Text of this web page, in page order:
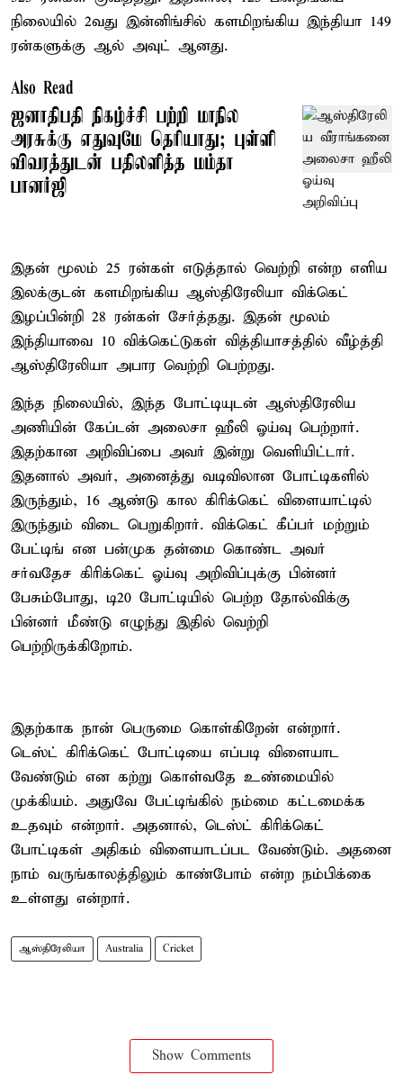
நிலையில் 2வது இன்னிங்சில் களமிறங்கிய இந்தியா 149
ரன்களுக்கு ஆல் அவுட் ஆனது.
Also Read
ஜனாதிபதி நிகழ்ச்சி பற்றி மாநில
அரசுக்கு எதுவுமே தெரியாது; புள்ளி
விவரத்துடன் பதிலளித்த மம்தா
பானர்ஜி
இதன் மூலம் 25 ரன்கள் எடுத்தால் வெற்றி என்ற எளிய
இலக்குடன் களமிறங்கிய ஆஸ்திரேலியா விக்கெட்
இழப்பின்றி 28 ரன்கள் சேர்த்தது. இதன் மூலம்
இந்தியாவை 10 விக்கெட்டுகள் வித்தியாசத்தில் வீழ்த்தி
ஆஸ்திரேலியா அபார வெற்றி பெற்றது.
இந்த நிலையில், இந்த போட்டியுடன் ஆஸ்திரேலிய
அணியின் கேப்டன் அலைசா ஹீலி ஓய்வு பெற்றார்.
இதற்கான அறிவிப்பை அவர் இன்று வெளியிட்டார்.
இதனால் அவர், அனைத்து வடிவிலான போட்டிகளில்
இருந்தும், 16 ஆண்டு கால கிரிக்கெட் விளையாட்டில்
இருந்தும் விடை பெறுகிறார். விக்கெட் கீப்பர் மற்றும்
பேட்டிங் என பன்முக தன்மை கொண்ட அவர்
சர்வதேச கிரிக்கெட் ஓய்வு அறிவிப்புக்கு பின்னர்
பேசும்போது, டி20 போட்டியில் பெற்ற தோல்விக்கு
பின்னர் மீண்டு எழுந்து இதில் வெற்றி
பெற்றிருக்கிறோம்.
இதற்காக நான் பெருமை கொள்கிறேன் என்றார்.
டெஸ்ட் கிரிக்கெட் போட்டியை எப்படி விளையாட
வேண்டும் என கற்று கொள்வதே உண்மையில்
முக்கியம். அதுவே பேட்டிங்கில் நம்மை கட்டமைக்க
உதவும் என்றார். அதனால், டெஸ்ட் கிரிக்கெட்
போட்டிகள் அதிகம் விளையாடப்பட வேண்டும். அதனை
நாம் வருங்காலத்திலும் காண்போம் என்ற நம்பிக்கை
உள்ளது என்றார்.
ஆஸ்திரேலியா Australia Cricket
Show Comments